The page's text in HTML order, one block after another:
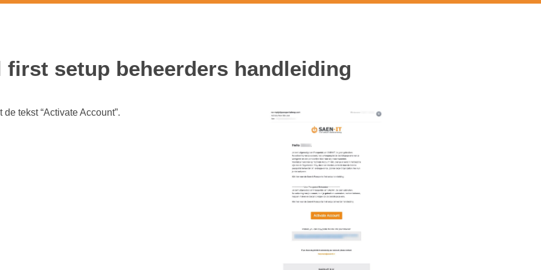
setup beheerders handleiding
first setup beheerders handleiding
tekst “Activate Account”.